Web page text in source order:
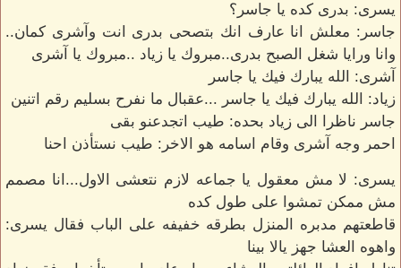
يسرى: بدرى كده يا جاسر؟
جاسر: معلش انا عارف انك بتصحى بدرى انت وآشرى كمان..
وانا ورايا شغل الصبح بدرى..مبروك يا زياد ..مبروك يا آشرى
آشرى: الله يبارك فيك يا جاسر
زياد: الله يبارك فيك يا جاسر ...عقبال ما نفرح بسليم رقم اتنين
جاسر ناظرا الى زياد بحده: طيب اتجدعنو بقى
احمر وجه آشرى وقام اسامه هو الاخر: طيب نستأذن احنا
يسرى: لا مش معقول يا جماعه لازم نتعشى الاول...انا مصمم
مش ممكن تمشوا على طول كده
قاطعتهم مدبره المنزل بطرقه خفيفه على الباب فقال يسرى:
واهوه العشا جهز يالا بينا